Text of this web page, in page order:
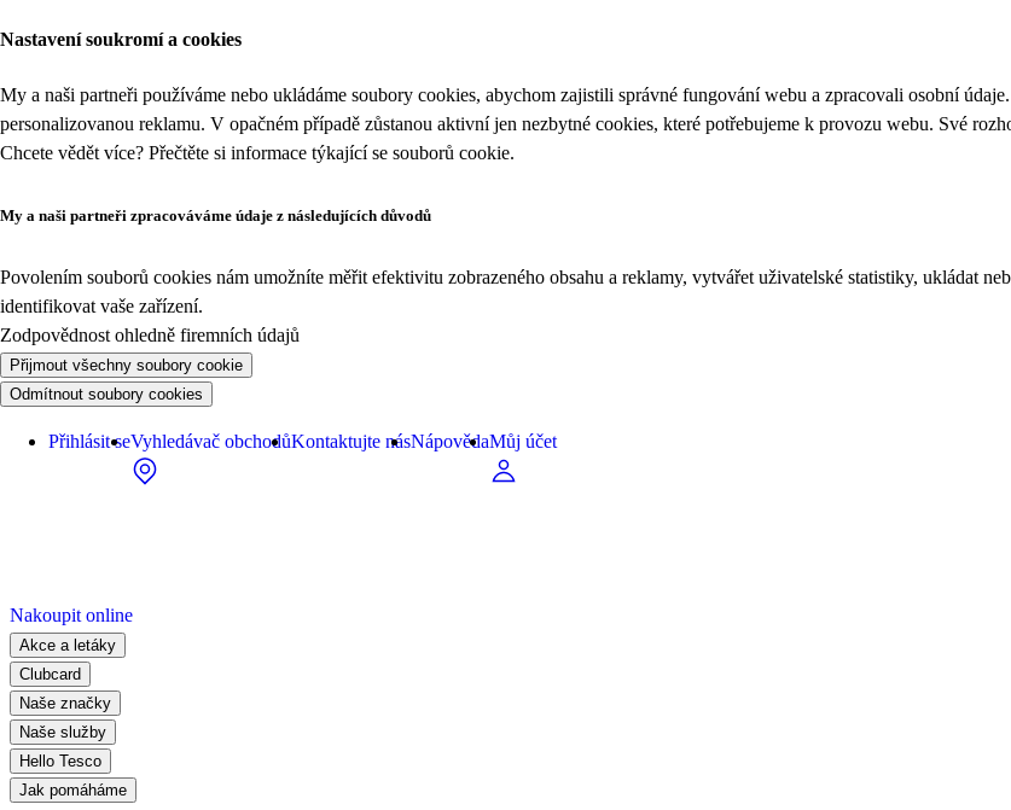
Nastavení soukromí a cookies
My a naši partneři používáme nebo ukládáme soubory cookies, abychom zajistili správné fungování webu a zpracovali osobní
personalizovanou reklamu. V opačném případě zůstanou aktivní jen nezbytné cookies, které potřebujeme k provozu webu. Své
Chcete vědět více? Přečtěte si informace týkající se souborů cookie.
My a naši partneři zpracováváme údaje z následujících důvodů
Povolením souborů cookies nám umožníte měřit efektivitu zobrazeného obsahu a reklamy, vytvářet uživatelské statistiky, ukládat
identifikovat vaše zařízení.
Zodpovědnost ohledně firemních údajů
Přijmout všechny soubory cookie
Odmítnout soubory cookies
Přihlásit seVyhledávač obchodůKontaktujte násNápovědaMůj účet
Nakoupit online
Akce a letáky
Clubcard
Naše značky
Naše služby
Hello Tesco
Jak pomáháme